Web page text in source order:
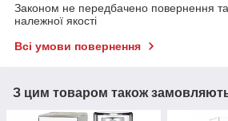
Законом не передбачено повернення
належної якості
Всі умови повернення
З цим товаром також